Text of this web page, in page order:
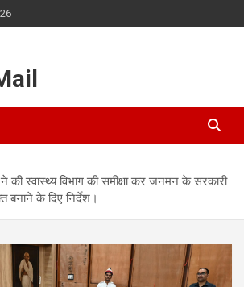
की स्वास्थ्य विभाग की समीक्षा कर जनमन के सरकारी
बनाने के दिए निर्देश।